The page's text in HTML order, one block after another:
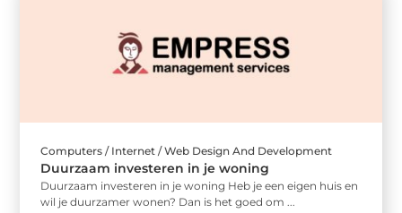
Computers / Internet / Web Design And Development
Duurzaam investeren in je woning
Duurzaam investeren in je woning Heb je een eigen huis en
wil je duurzamer wonen? Dan is het goed om ...